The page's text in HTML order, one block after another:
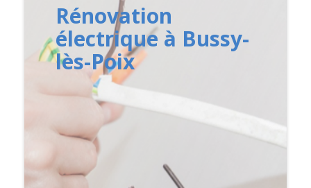
Rénovation
électrique à Bussy-
lès-Poix